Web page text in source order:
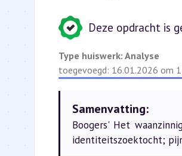
Deze opdracht is
Type huiswerk: Analyse
toegevoegd: 16.01.2026 om
Samenvatting:
Boogers' Het
identiteitszoektocht;